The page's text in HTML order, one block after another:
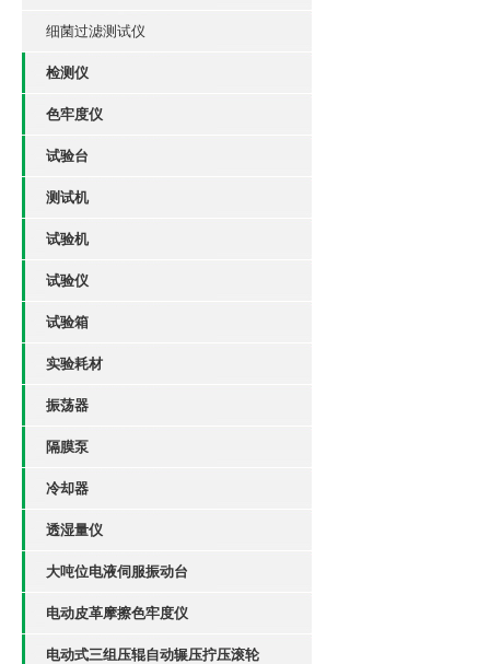
细菌过滤测试仪
检测仪
色牢度仪
试验台
测试机
试验机
试验仪
试验箱
实验耗材
振荡器
隔膜泵
冷却器
透湿量仪
大吨位电液伺服振动台
电动皮革摩擦色牢度仪
电动式三组压辊自动辗压拧压滚轮